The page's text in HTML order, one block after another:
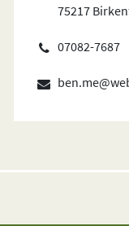
75217
07082-7687